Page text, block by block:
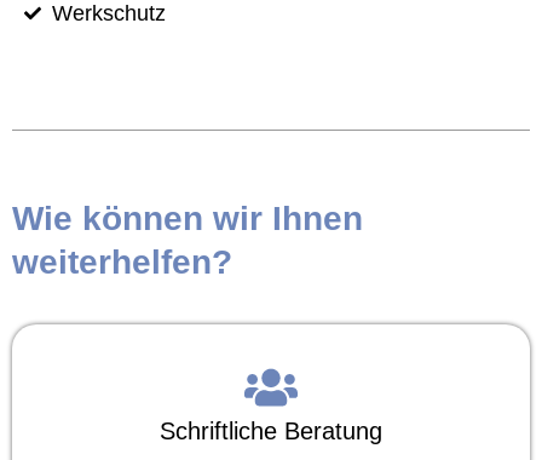
Werkschutz
Wie können wir Ihnen
weiterhelfen?
Schriftliche Beratung